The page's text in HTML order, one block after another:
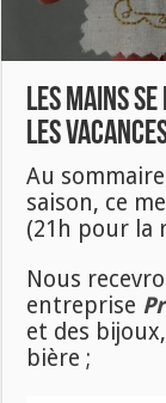
Les Mains
les
Au
saison, ce
(21h pour la
Nous
entreprise
et des
bière ;